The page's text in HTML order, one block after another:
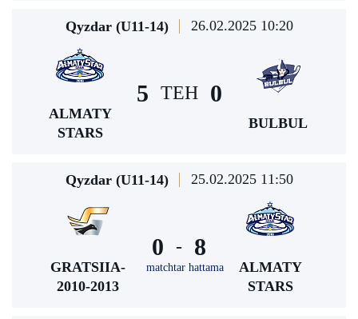
Qyzdar (U11-14) 26.02.2025 10:20
ALMATY
STARS
5 TEH 0
BULBUL
Qyzdar (U11-14) 25.02.2025 11:50
GRATSIIA-
2010-2013
0 -
matchtar hattama
8
ALMATY
STARS